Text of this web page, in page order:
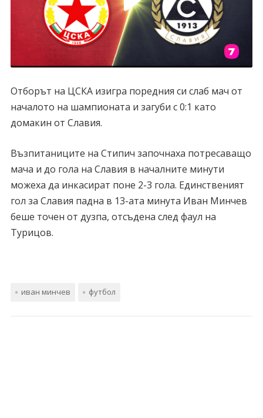
Отборът на ЦСКА изигра поредния си слаб мач от
началото на шампионата и загуби с 0:1 като
домакин от Славия.
Възпитаниците на Стипич започнаха потресаващо
мача и до гола на Славия в началните минути
можеха да инкасират поне 2-3 гола. Единственият
гол за Славия падна в 13-ата минута Иван Минчев
беше точен от дузпа, отсъдена след фаул на
Турицов.
иван минчев футбол